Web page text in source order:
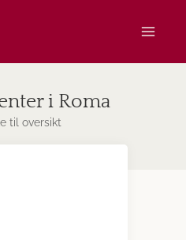
i Roma
til oversikt